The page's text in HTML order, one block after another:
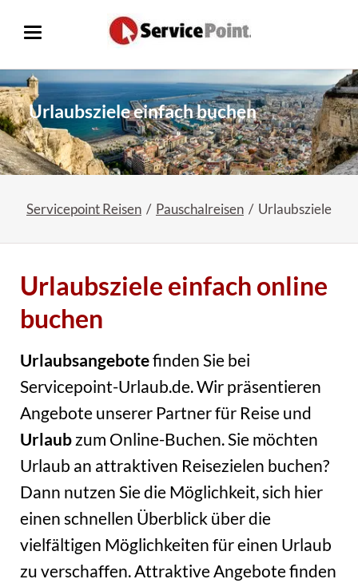
Urlaubsziele einfach buchen
Servicepoint Reisen Pauschalreisen Urlaubsziele
Urlaubsziele einfach online
buchen
Urlaubsangebotefinden Sie bei
Servicepoint-Urlaub.de. Wir präsentieren
Angebote unserer Partner für Reise und
Urlaubzum Online-Buchen. Sie möchten
Urlaub an attraktiven Reisezielen buchen?
Dann nutzen Sie die Möglichkeit, sich hier
einen schnellen Überblick über die
vielfältigen Möglichkeiten für einen Urlaub
zu verschaffen. Attraktive Angebote finden